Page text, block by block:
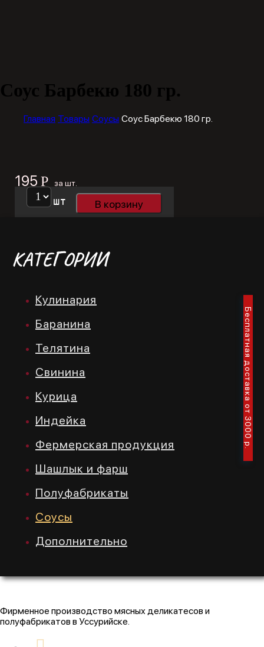
Бесплатная доставка от 3000 р.
Соус Барбекю 180 гр.
Главная Товары Соусы Соус Барбекю 180 гр.
195 Р за шт.
шт В корзину
КАТЕГОРИИ
Кулинария
Баранина
Телятина
Свинина
Курица
Индейка
Фермерская продукция
Шашлык и фарш
Полуфабрикаты
Соусы
Дополнительно
Фирменное производство мясных деликатесов и
полуфабрикатов в Уссурийске.